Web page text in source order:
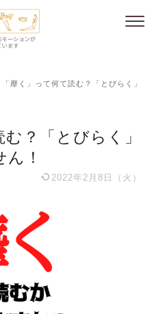
「靡く」って何て読む？「とびらく」
む？「とびらく」
！
2022年2月8日（火）